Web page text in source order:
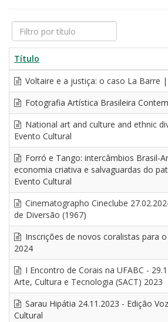
Filtro
por
título
Título
Voltaire e a justiça: o caso La Barre
Fotografia Artística Brasileira
National art and culture and ethnic
Evento Cultural
Forró e Tango: intercâmbios Brasil-
economia criativa e salvaguardas do
Evento Cultural
Cinematographo Cineclube
de Diversão (1967)
Inscrições de novos coralistas para
2024
I Encontro de Corais na UFABC -
Arte, Cultura e Tecnologia (SACT) 2023
Sarau Hipátia 24.11.2023 - Edição
Cultural